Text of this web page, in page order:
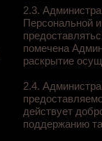
2.3.
Персональной
помечена
раскрытие
2.4.
действует
поддержанию